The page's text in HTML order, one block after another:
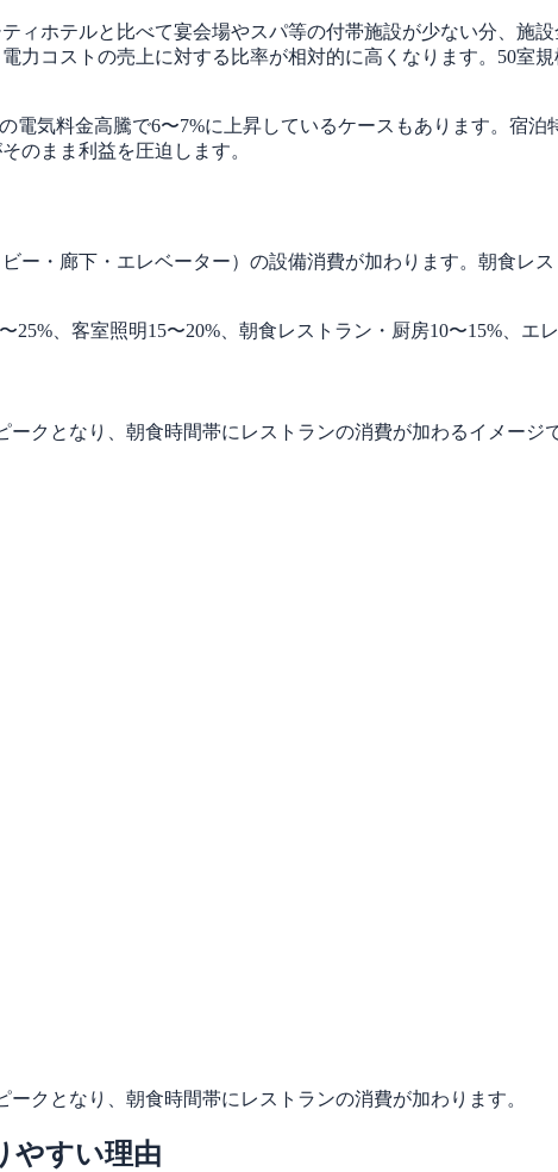
ィホテルと比べて宴会場やスパ等の付帯施設が少ない分、施
力コストの売上に対する比率が相対的に高くなります。50室
電気料金高騰で6〜7%に上昇しているケースもあります。宿
のまま利益を圧迫します。
ー・廊下・エレベーター）の設備消費が加わります。朝食レ
、客室照明15〜20%、朝食レストラン・厨房10〜15%、エ
クとなり、朝食時間帯にレストランの消費が加わるイメー
クとなり、朝食時間帯にレストランの消費が加わります。
やすい理由